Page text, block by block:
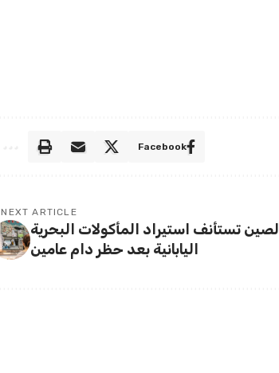
Facebook
NEXT ARTICLE
الصين تستأنف استيراد المأكولات البحرية
اليابانية بعد حظر دام عامين